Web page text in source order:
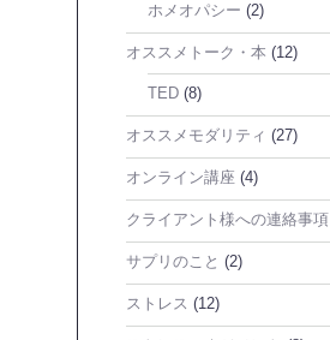
ホメオパシー (2)
オススメトーク・本 (12)
TED (8)
オススメモダリティ (27)
オンライン講座 (4)
クライアント様への連絡事項
サプリのこと (2)
ストレス (12)